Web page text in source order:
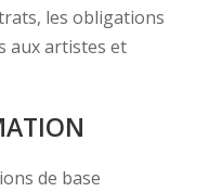
les obligations
aux artistes et
de base